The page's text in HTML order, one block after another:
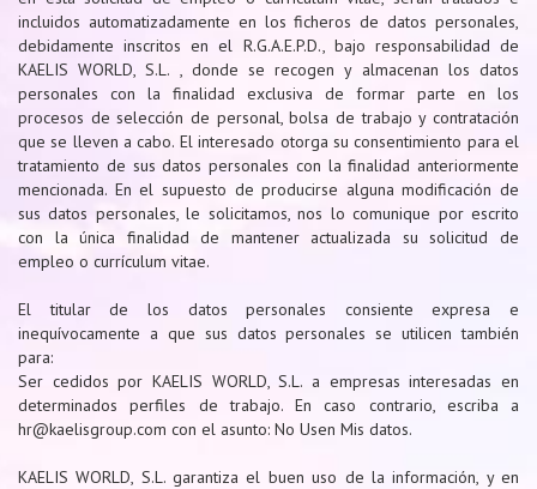
incluidos automatizadamente en los ficheros de datos personales,
debidamente inscritos en el R.G.A.E.P.D., bajo responsabilidad de
KAELIS WORLD, S.L. , donde se recogen y almacenan los datos
personales con la finalidad exclusiva de formar parte en los
procesos de selección de personal, bolsa de trabajo y contratación
que se lleven a cabo. El interesado otorga su consentimiento para el
tratamiento de sus datos personales con la finalidad anteriormente
mencionada. En el supuesto de producirse alguna modificación de
sus datos personales, le solicitamos, nos lo comunique por escrito
con la única finalidad de mantener actualizada su solicitud de
empleo o currículum vitae.
El titular de los datos personales consiente expresa e
inequívocamente a que sus datos personales se utilicen también
para:
Ser cedidos por KAELIS WORLD, S.L. a empresas interesadas en
determinados perfiles de trabajo. En caso contrario, escriba a
hr@kaelisgroup.com con el asunto: No Usen Mis datos.
KAELIS WORLD, S.L. garantiza el buen uso de la información, y en